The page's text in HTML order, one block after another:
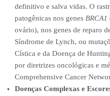
definitivo e salva vidas. O
patogênicas nos genes BRCA1
ovário), nos genes de reparo
Síndrome de Lynch, ou
Cística e da Doença de
por diretrizes oncológicas e
Comprehensive Cancer
Doenças Complexas e